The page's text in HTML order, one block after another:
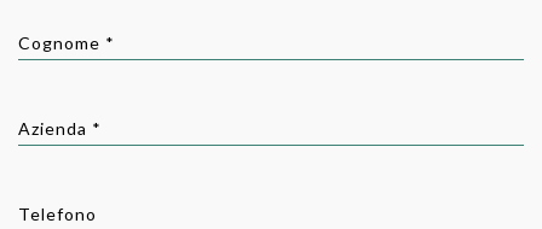
Cognome *
Azienda *
Telefono